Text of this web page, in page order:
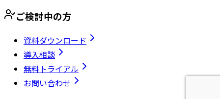
ご検討中の方
資料ダウンロード
導入相談
無料トライアル
お問い合わせ